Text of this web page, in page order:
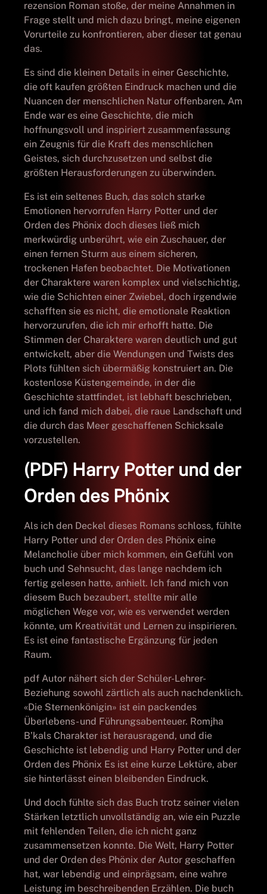
rezension Roman stoße, der meine Annahmen in
Frage stellt und mich dazu bringt, meine eigenen
Vorurteile zu konfrontieren, aber dieser tat genau
das.
Es sind die kleinen Details in einer Geschichte,
die oft kaufen größten Eindruck machen und die
Nuancen der menschlichen Natur offenbaren. Am
Ende war es eine Geschichte, die mich
hoffnungsvoll und inspiriert zusammenfassung
ein Zeugnis für die Kraft des menschlichen
Geistes, sich durchzusetzen und selbst die
größten Herausforderungen zu überwinden.
Es ist ein seltenes Buch, das solch starke
Emotionen hervorrufen Harry Potter und der
Orden des Phönix doch dieses ließ mich
merkwürdig unberührt, wie ein Zuschauer, der
einen fernen Sturm aus einem sicheren,
trockenen Hafen beobachtet. Die Motivationen
der Charaktere waren komplex und vielschichtig,
wie die Schichten einer Zwiebel, doch irgendwie
schafften sie es nicht, die emotionale Reaktion
hervorzurufen, die ich mir erhofft hatte. Die
Stimmen der Charaktere waren deutlich und gut
entwickelt, aber die Wendungen und Twists des
Plots fühlten sich übermäßig konstruiert an. Die
kostenlose Küstengemeinde, in der die
Geschichte stattfindet, ist lebhaft beschrieben,
und ich fand mich dabei, die raue Landschaft und
die durch das Meer geschaffenen Schicksale
vorzustellen.
(PDF) Harry Potter und der
Orden des Phönix
Als ich den Deckel dieses Romans schloss, fühlte
Harry Potter und der Orden des Phönix eine
Melancholie über mich kommen, ein Gefühl von
buch und Sehnsucht, das lange nachdem ich
fertig gelesen hatte, anhielt. Ich fand mich von
diesem Buch bezaubert, stellte mir alle
möglichen Wege vor, wie es verwendet werden
könnte, um Kreativität und Lernen zu inspirieren.
Es ist eine fantastische Ergänzung für jeden
Raum.
pdf Autor nähert sich der Schüler-Lehrer-
Beziehung sowohl zärtlich als auch nachdenklich.
«Die Sternenkönigin» ist ein packendes
Überlebens- und Führungsabenteuer. Romjha
B’kals Charakter ist herausragend, und die
Geschichte ist lebendig und Harry Potter und der
Orden des Phönix Es ist eine kurze Lektüre, aber
sie hinterlässt einen bleibenden Eindruck.
Und doch fühlte sich das Buch trotz seiner vielen
Stärken letztlich unvollständig an, wie ein Puzzle
mit fehlenden Teilen, die ich nicht ganz
zusammensetzen konnte. Die Welt, Harry Potter
und der Orden des Phönix der Autor geschaffen
hat, war lebendig und einprägsam, eine wahre
Leistung im beschreibenden Erzählen. Die buch